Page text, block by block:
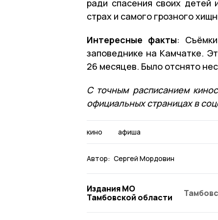
ради спасения своих
страх и самого грозного
Интересные факты:
заповеднике на Камчатке.
26 месяцев. Было отснято
С точным расписанием
официальных страницах в
кино афиша
Автор: Сергей Мордовин
Издания МО
Тамбовской области